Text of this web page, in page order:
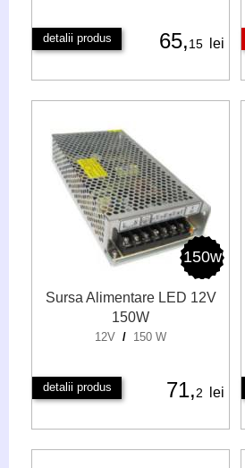
detalii produs 65,15 lei
150w
Sursa Alimentare LED 12V
150W
12V / 150 W
detalii produs 71,2 lei